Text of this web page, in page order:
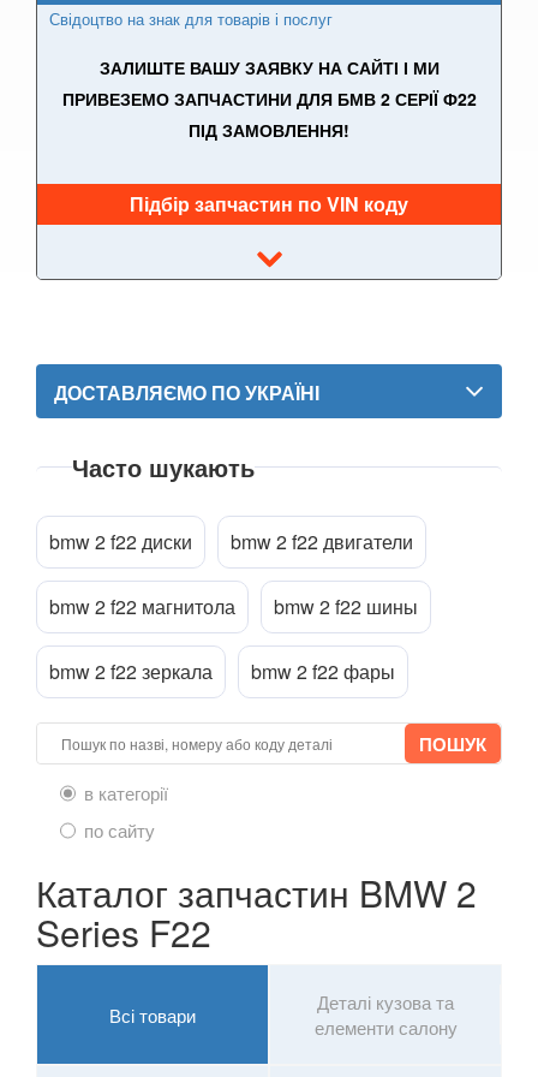
7 Series G11/G12
i8 l12/l15
X1 I E84
X1 II F48
X3 I E83
X3 III G01
X4 I F26
X4M I F26
X4 II G02
X4M II F98
X5 II E70
X5 III F15
X5M III F85
X5 IV G05
X6 I E71
Свідоцтво на знак для товарів і послуг
ЗАЛИШТЕ ВАШУ ЗАЯВКУ НА САЙТІ І МИ
ПРИВЕЗЕМО ЗАПЧАСТИНИ ДЛЯ БМВ 2 СЕРІЇ Ф22
ПІД ЗАМОВЛЕННЯ!
Підбір запчастин по VIN коду
attach_fileПрикріпити файл
ДОСТАВЛЯЄМО ПО УКРАЇНІ
Часто шукають
bmw 2 f22 диски bmw 2 f22 двигатели
bmw 2 f22 магнитола bmw 2 f22 шины
bmw 2 f22 зеркала bmw 2 f22 фары
в категорії
по сайту
Каталог запчастин BMW 2
Series F22
Всі товари
Деталі кузова та
елементи салону